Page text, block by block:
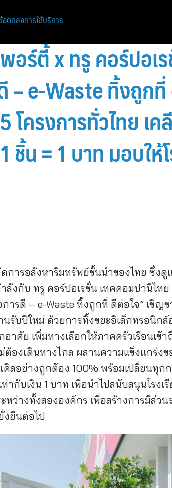
ร์ตี้ x ทรู คอร์ปอเร
e-Waste ทิ้งถูกที่
ครงการทั่วไทย เ
น = 1 บาท มอบให้
ารอสังหาริมทรัพย์ชั้นนำของไทย ซึ่งดู
งกับ ทรู คอร์ปอเรชั่น เทคคอมปานีไทย
ารดี – e-Waste ทิ้งถูกที่ ดีต่อใจ” เชิญ
รับปีใหม่ ด้วยการทิ้งขยะอิเล็กทรอนิก
าศัย เพิ่มทางเลือกให้ภาคครัวเรือนเข้
องเดินทางไกล ผสานความแข็งแกร่ง
เคิลอย่างถูกต้อง 100% พร้อมเปลี่ยนทุ
กับเงิน 1 บาท เพื่อนำไปสนับสนุนโรงเ
ว่างทั้งสององค์กร เพื่อสร้างการมีส่วน
งยืนต่อไป
ข้อตกลงการใช้บริการ